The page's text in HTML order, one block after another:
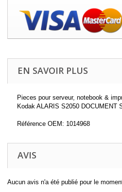
EN SAVOIR PLUS
Pieces pour serveur, notebook &
Kodak ALARIS S2050 DOCUMENT
Référence OEM: 1014968
AVIS
Aucun avis n'a été publié pour le